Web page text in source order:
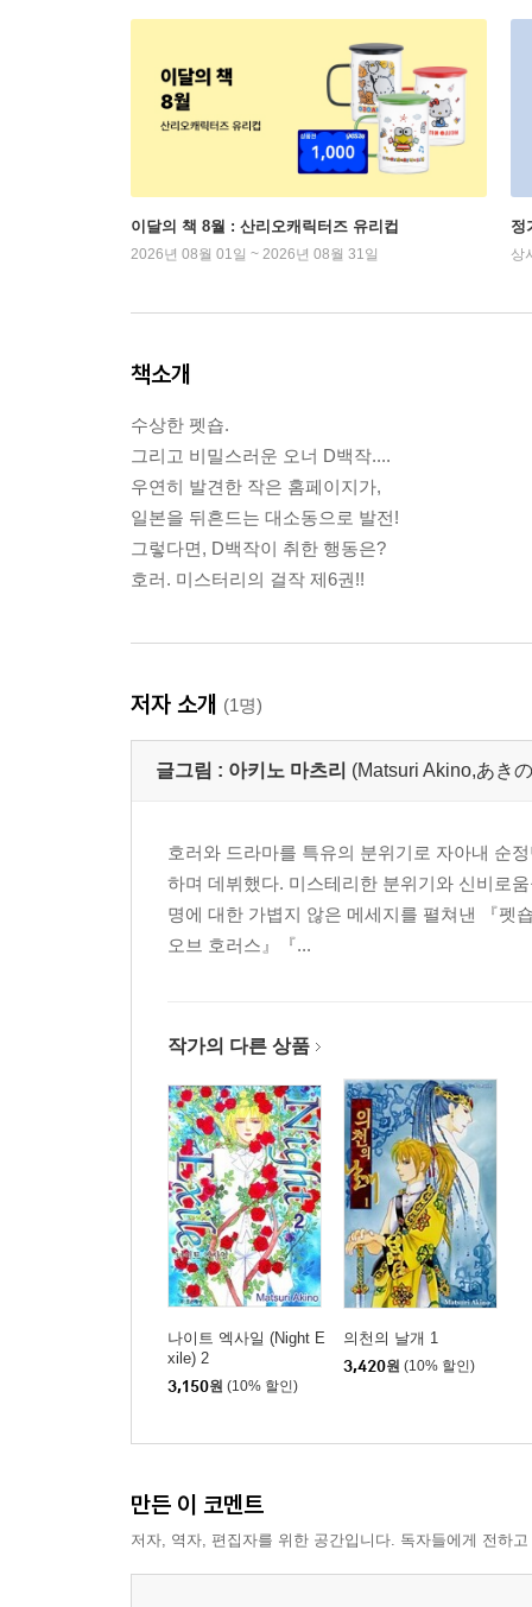
이달의 책 8월 : 산리오캐릭터즈 유리컵
2026년 08월 01일 ~ 2026년 08월 31일
정
상
책소개
수상한 펫숍.
그리고 비밀스러운 오너 D백작....
우연히 발견한 작은 홈페이지가,
일본을 뒤흔드는 대소동으로 발전!
그렇다면, D백작이 취한 행동은?
호러. 미스터리의 걸작 제6권!!
저자 소개 (1명)
글그림 : 아키노 마츠리 (Matsuri Akino,あき
호러와 드라마를 특유의 분위기로 자아내 순
하며 데뷔했다. 미스테리한 분위기와 신비로
명에 대한 가볍지 않은 메세지를 펼쳐낸 『펫
오브 호러스』『...
작가의 다른 상품
나이트 엑사일 (Night E
xile) 2
3,150원 (10% 할인)
의천의 날개 1
3,420원 (10% 할인)
만든 이 코멘트
저자, 역자, 편집자를 위한 공간입니다. 독자들에게 전하